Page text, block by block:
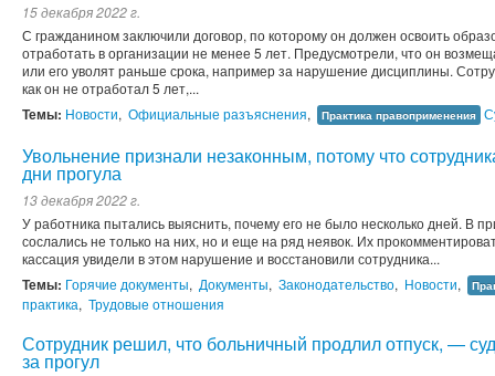
15 декабря 2022 г.
С гражданином заключили договор, по которому он должен освоить
отработать в организации не менее 5 лет. Предусмотрели, что он
или его уволят раньше срока, например за нарушение дисциплины.
как он не отработал 5 лет,...
Темы: Новости, Официальные разъяснения, Практика правоприменения
Увольнение признали незаконным, потому что
дни прогула
13 декабря 2022 г.
У работника пытались выяснить, почему его не было несколько дней. В
сослались не только на них, но и еще на ряд неявок. Их
кассация увидели в этом нарушение и восстановили сотрудника...
Темы: Горячие документы, Документы, Законодательство, Новости,
практика, Трудовые отношения
Сотрудник решил, что больничный продлил отпуск, —
за прогул